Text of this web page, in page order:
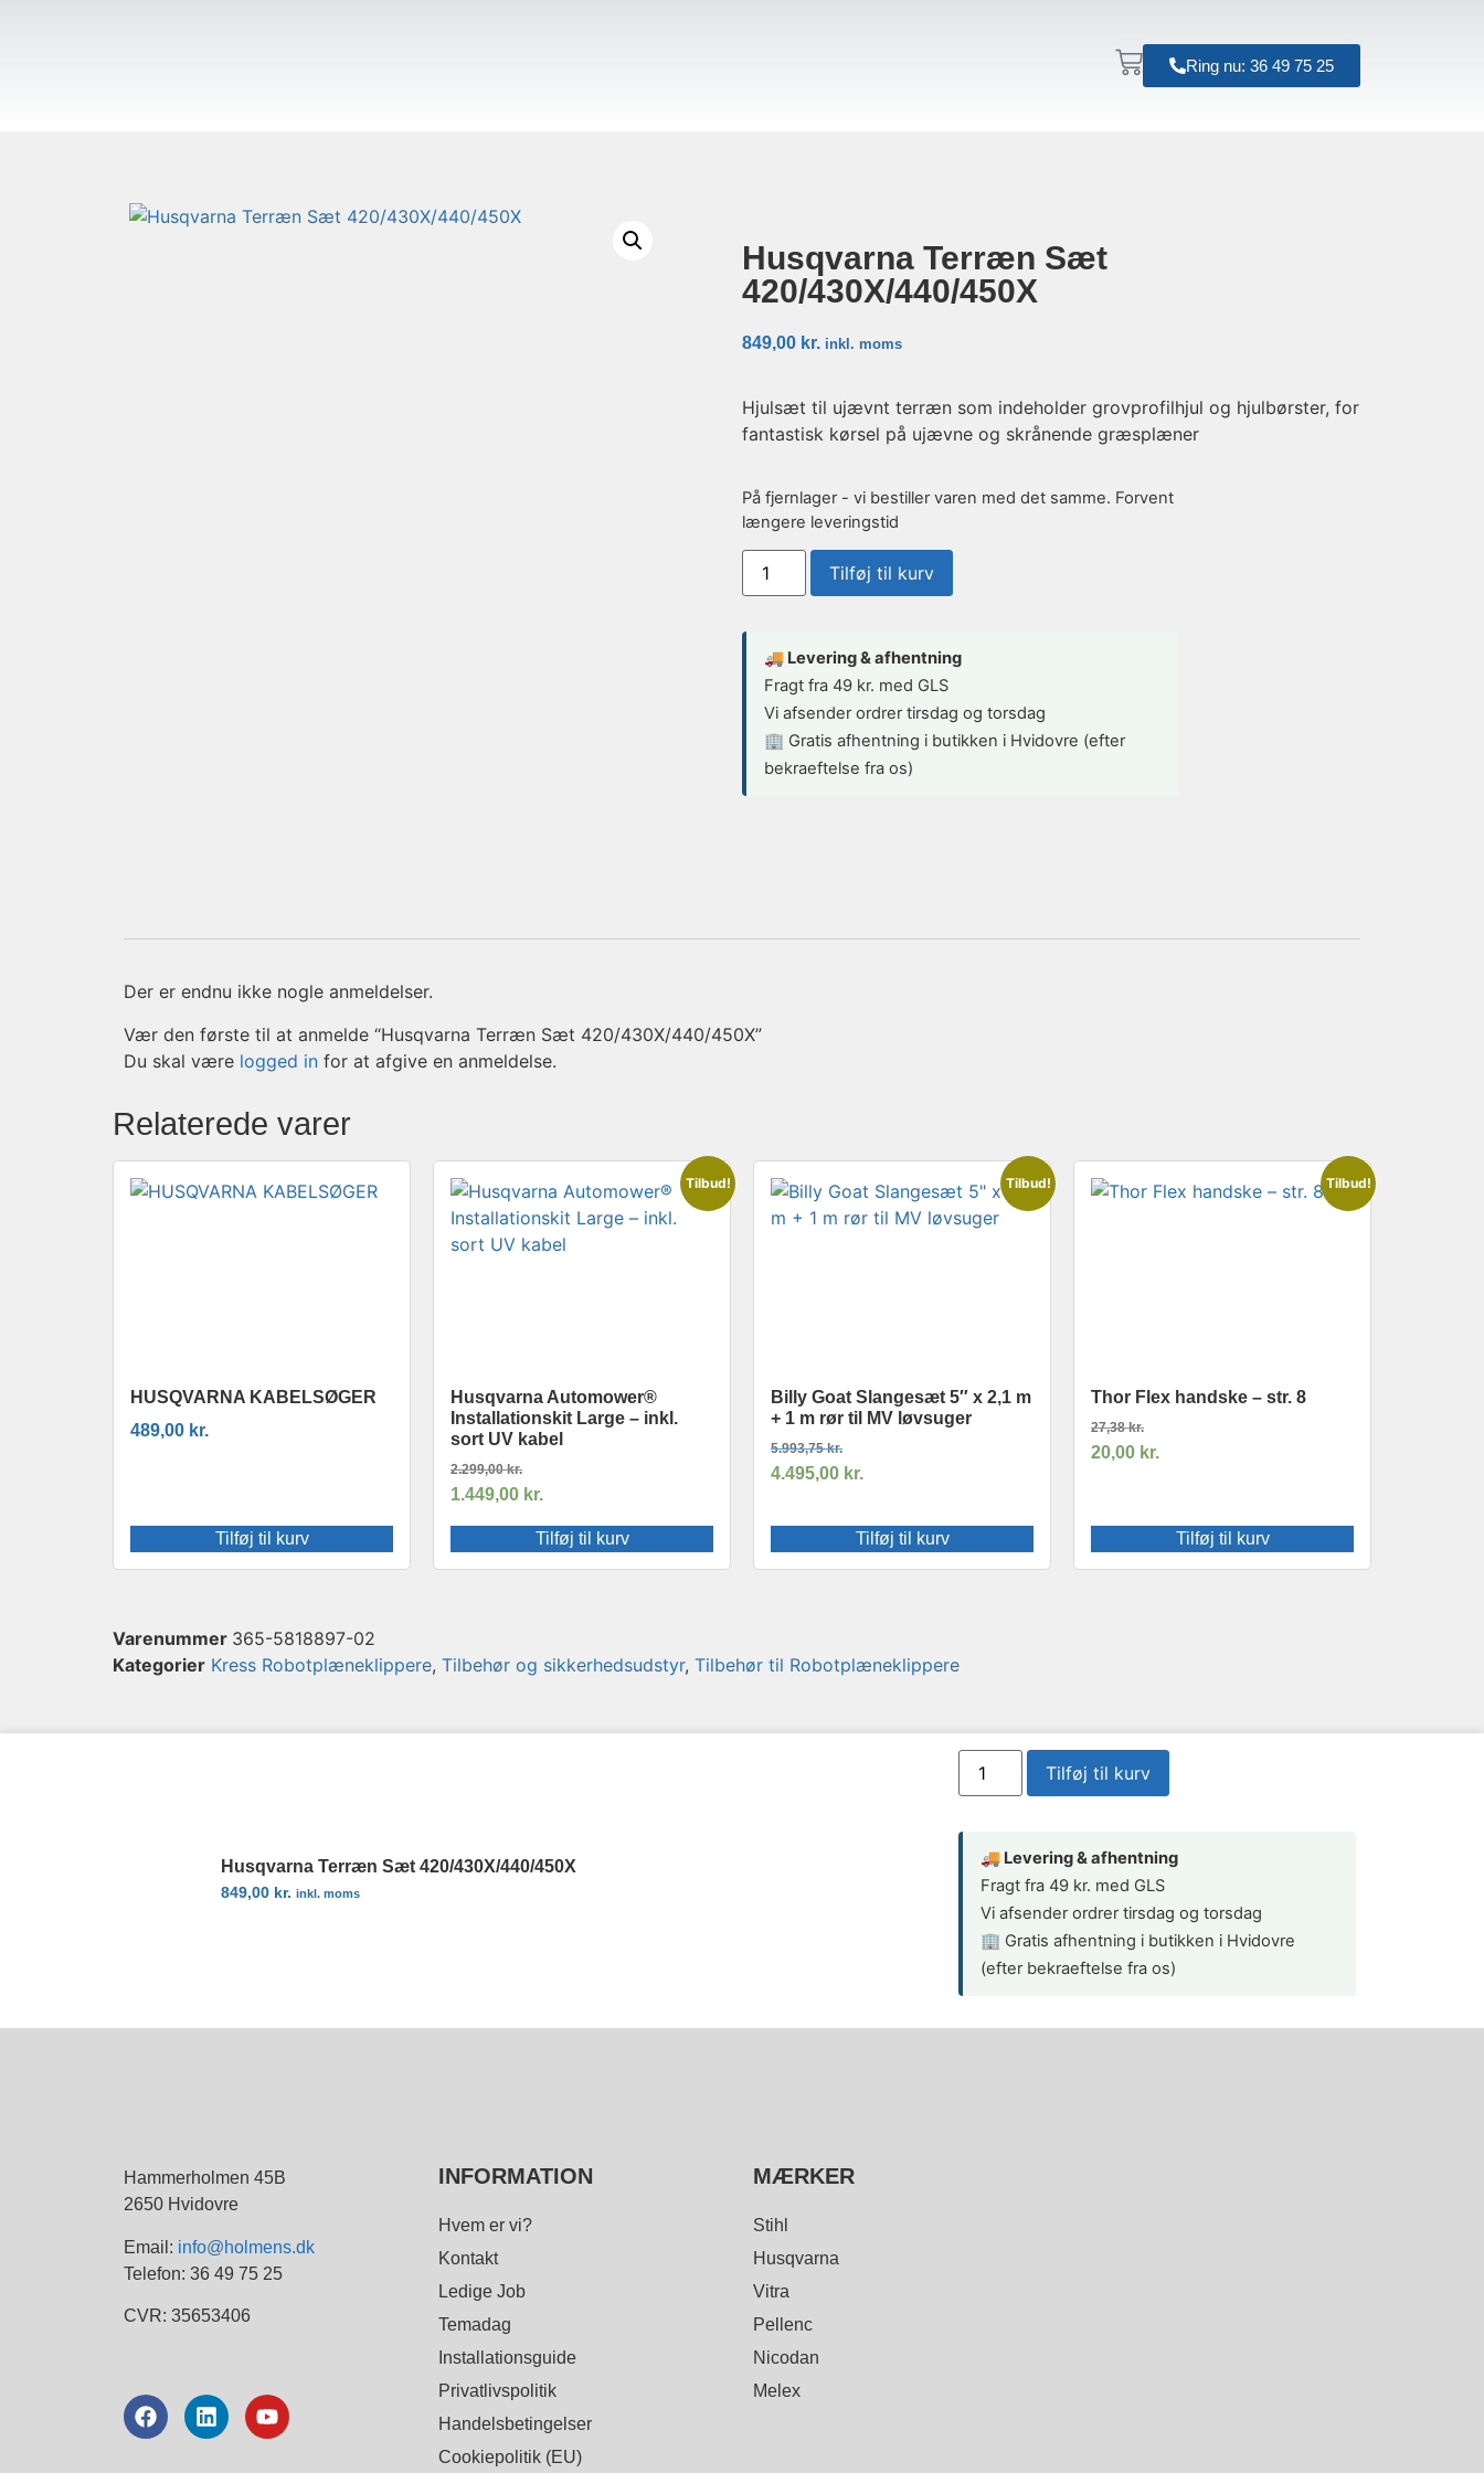
Ring nu: 36 49 75 25
Husqvarna Terræn Sæt
420/430X/440/450X
849,00 kr. inkl. moms
Hjulsæt til ujævnt terræn som indeholder grovprofilhjul og hjulbørster, for
fantastisk kørsel på ujævne og skrånende græsplæner
På fjernlager - vi bestiller varen med det samme. Forvent
længere leveringstid
Tilføj til kurv
🚚 Levering & afhentning
Fragt fra 49 kr. med GLS
Vi afsender ordrer tirsdag og torsdag
🏢 Gratis afhentning i butikken i Hvidovre (efter
bekraeftelse fra os)
Der er endnu ikke nogle anmeldelser.
Vær den første til at anmelde “Husqvarna Terræn Sæt 420/430X/440/450X”
Du skal være logged in for at afgive en anmeldelse.
Relaterede varer
HUSQVARNA KABELSØGER
489,00 kr.
Tilføj til kurv
Tilbud!
Husqvarna Automower®
Installationskit Large – inkl.
sort UV kabel
2.299,00kr.
1.449,00 kr.
Tilføj til kurv
Tilbud!
Billy Goat Slangesæt 5″ x 2,1 m
+ 1 m rør til MV løvsuger
5.993,75kr.
4.495,00 kr.
Tilføj til kurv
Tilbud!
Thor Flex handske – str. 8
27,38kr.
20,00 kr.
Tilføj til kurv
Varenummer 365-5818897-02
Kategorier Kress Robotplæneklippere, Tilbehør og sikkerhedsudstyr, Tilbehør til Robotplæneklippere
Husqvarna Terræn Sæt 420/430X/440/450X
849,00 kr. inkl. moms
Tilføj til kurv
🚚 Levering & afhentning
Fragt fra 49 kr. med GLS
Vi afsender ordrer tirsdag og torsdag
🏢 Gratis afhentning i butikken i Hvidovre
(efter bekraeftelse fra os)
Hammerholmen 45B
2650 Hvidovre
Email: info@holmens.dk
Telefon: 36 49 75 25
CVR: 35653406
INFORMATION
Hvem er vi?
Kontakt
Ledige Job
Temadag
Installationsguide
Privatlivspolitik
Handelsbetingelser
Cookiepolitik (EU)
MÆRKER
Stihl
Husqvarna
Vitra
Pellenc
Nicodan
Melex